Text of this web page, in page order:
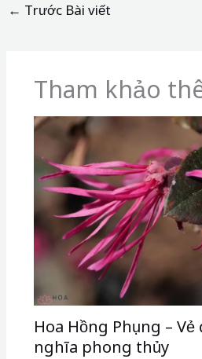
← Trước Bài viết
Tham khảo
Hoa Hồng Phụng – Vẻ
nghĩa phong thủy